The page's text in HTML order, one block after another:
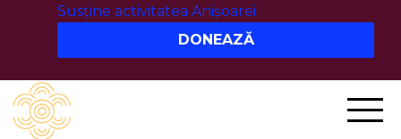
Susține activitatea Anișoarei